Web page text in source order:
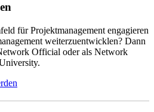
für Projektmanagement engagieren
weiterzuentwicklen? Dann
Official oder als Network